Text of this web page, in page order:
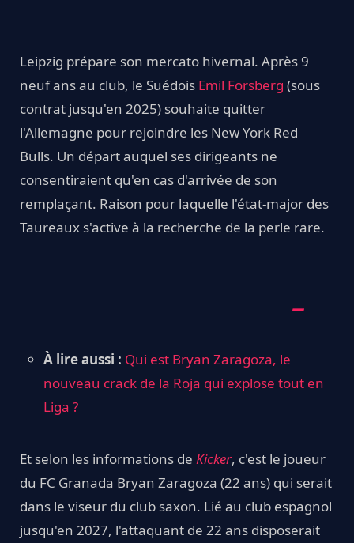
Leipzig prépare son mercato hivernal. Après 9
neuf ans au club, le Suédois Emil Forsberg (sous
contrat jusqu'en 2025) souhaite quitter
l'Allemagne pour rejoindre les New York Red
Bulls. Un départ auquel ses dirigeants ne
consentiraient qu'en cas d'arrivée de son
remplaçant. Raison pour laquelle l'état-major des
Taureaux s'active à la recherche de la perle rare.
À lire aussi : Qui est Bryan Zaragoza, le
nouveau crack de la Roja qui explose tout en
Liga ?
Et selon les informations de Kicker, c'est le joueur
du FC Granada Bryan Zaragoza (22 ans) qui serait
dans le viseur du club saxon. Lié au club espagnol
jusqu'en 2027, l'attaquant de 22 ans disposerait